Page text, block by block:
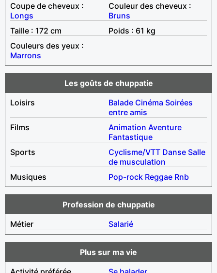
Coupe de cheveux :
Longs
Couleur des cheveux :
Bruns
Taille : 172 cm
Poids : 61 kg
Couleurs des yeux :
Marrons
Les goûts de chuppatie
Loisirs
Balade Cinéma Soirées
entre amis
Films
Animation Aventure
Fantastique
Sports
Cyclisme/VTT Danse Salle
de musculation
Musiques
Pop-rock Reggae Rnb
Profession de chuppatie
Métier
Salarié
Plus sur ma vie